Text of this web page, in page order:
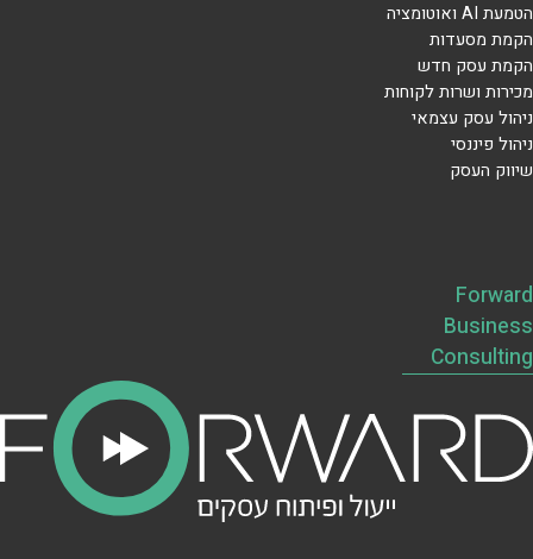
הטמעת AI ואוטומציה
הקמת מסעדות
הקמת עסק חדש
מכירות ושרות לקוחות
ניהול עסק עצמאי
ניהול פיננסי
שיווק העסק
Forward
Business
Consulting